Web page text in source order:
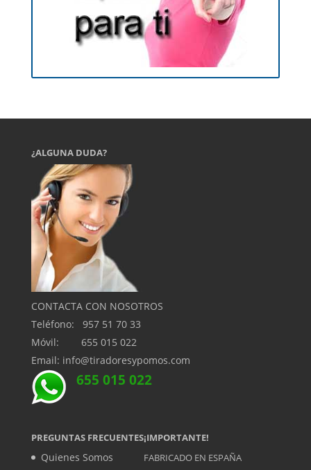
¿ALGUNA DUDA?
CONTACTA CON NOSOTROS
Teléfono: 957 51 70 33
Móvil: 655 015 022
Email: info@tiradoresypomos.com
655 015 022
PREGUNTAS FRECUENTES
Quienes Somos
¡IMPORTANTE!
FABRICADO EN ESPAÑA